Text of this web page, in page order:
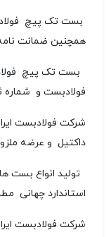
بست تک پیچ
همچنین ضمانت
بست تک پیچ
فولادبست و شماره ثبت 127013
شرکت فولادبست
داکتیل و عرضه
تولید انواع بست
استاندارد چهانی
شرکت فولادبست